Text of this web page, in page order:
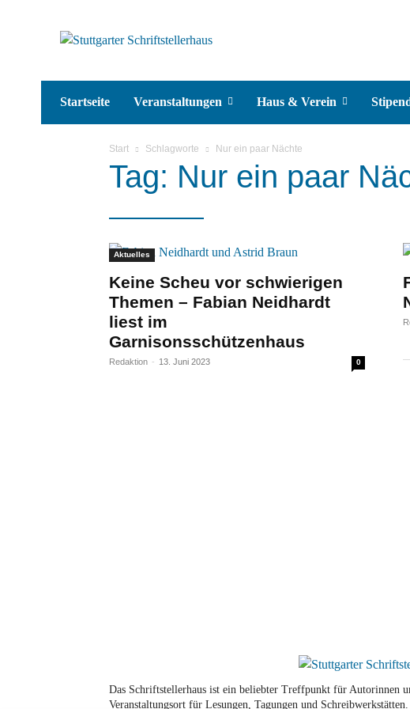
Startseite Veranstaltungen Haus & Verein
Start Schlagworte Nur ein paar Nächte
Tag: Nur ein paar
Aktuelles
Keine Scheu vor schwierigen
Themen – Fabian Neidhardt
liest im
Garnisonsschützenhaus
Redaktion - 13. Juni 2023 0
Das Schriftstellerhaus ist ein beliebter Treffpunkt für Autorinnen
Veranstaltungsort für Lesungen, Tagungen und Schreibwerkstätten.